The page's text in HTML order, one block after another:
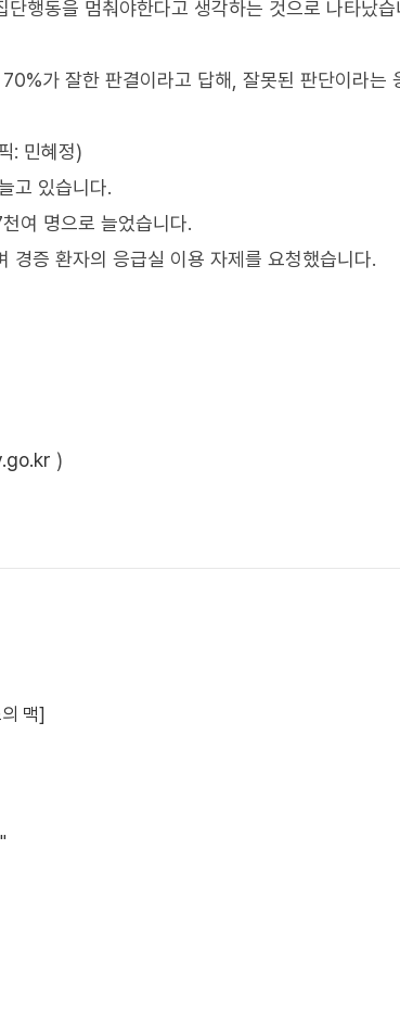
행동을 멈춰야한다고 생각하는 것으로 나타났습
가 잘한 판결이라고 답해, 잘못된 판단이라는
: 민혜정)
고 있습니다.
여 명으로 늘었습니다.
경증 환자의 응급실 이용 자제를 요청했습니다.
)
맥]